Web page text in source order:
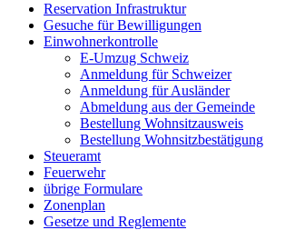
Reservation Infrastruktur
Gesuche für Bewilligungen
Einwohnerkontrolle
E-Umzug Schweiz
Anmeldung für Schweizer
Anmeldung für Ausländer
Abmeldung aus der Gemeinde
Bestellung Wohnsitzausweis
Bestellung Wohnsitzbestätigung
Steueramt
Feuerwehr
übrige Formulare
Zonenplan
Gesetze und Reglemente